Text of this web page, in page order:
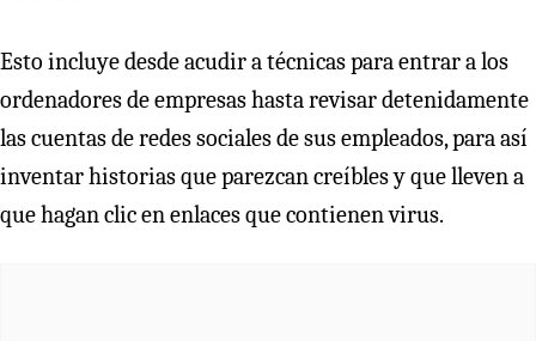
Esto incluye desde acudir a técnicas para entrar a los
ordenadores de empresas hasta revisar detenidamente
las cuentas de redes sociales de sus empleados, para así
inventar historias que parezcan creíbles y que lleven a
que hagan clic en enlaces que contienen virus.